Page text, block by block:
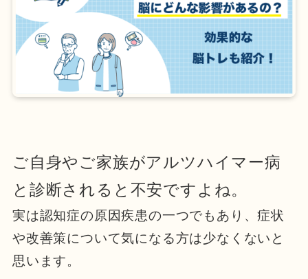
ご自身やご家族がアルツハイマー病
と診断されると不安ですよね。
実は認知症の原因疾患の一つでもあり、症状
や改善策について気になる方は少なくないと
思います。